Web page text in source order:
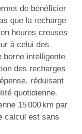
de bénéficier
que la recharge
heures creuses
à celui des
borne intelligente
des recharges
réduisant
quotidienne.
15 000 km par
calcul est sans